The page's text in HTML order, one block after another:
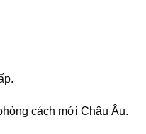
cách mới Châu Âu.